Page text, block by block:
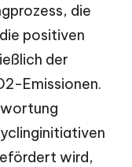
die
positiven
der
Emissionen.
wird,